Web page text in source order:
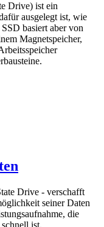
Drive) ist ein
ausgelegt ist, wie
basiert aber von
Magnetspeicher,
Drive - verschafft
seiner Daten
die